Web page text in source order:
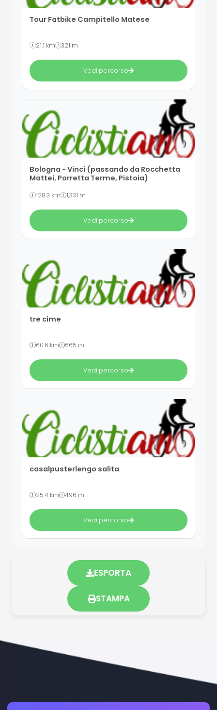
Tour Fatbike Campitello Matese
21.1 km 321 m
Vedi percorso
Bologna - Vinci (passando da Rocchetta
Mattei, Porretta Terme, Pistoia)
128.3 km 1,331 m
Vedi percorso
tre cime
60.6 km 665 m
Vedi percorso
casalpusterlengo salita
25.4 km 496 m
Vedi percorso
ESPORTA
STAMPA